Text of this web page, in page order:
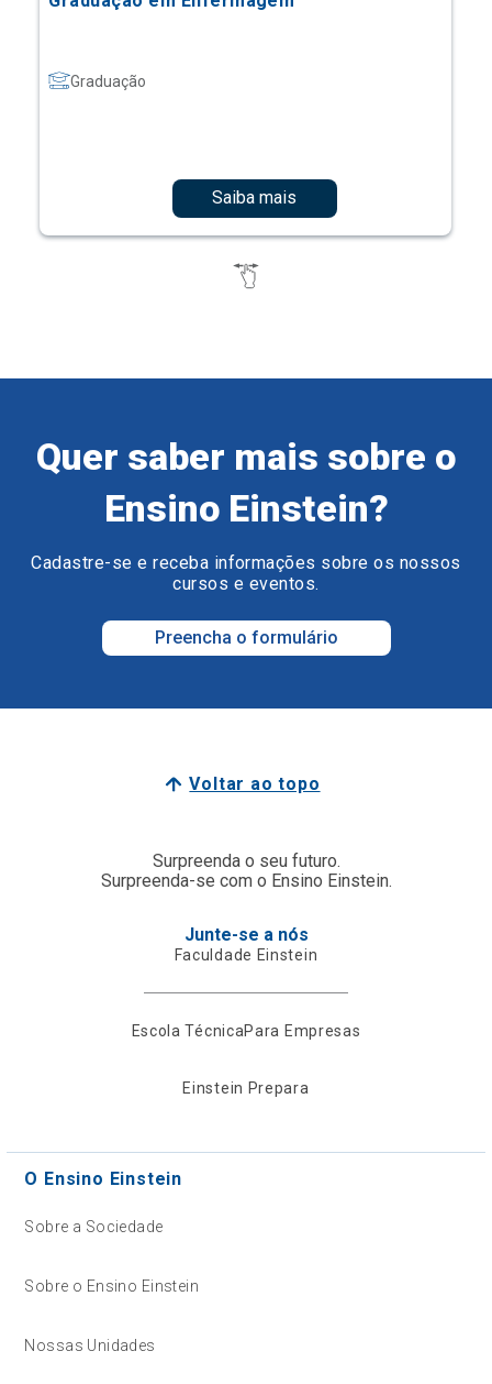
Graduação
Saiba mais
Quer saber mais sobre o
Ensino Einstein?
Cadastre-se e receba informações sobre os nossos
cursos e eventos.
Preencha o formulário
Voltar ao topo
Surpreenda o seu futuro.
Surpreenda-se com o Ensino Einstein.
Junte-se a nós
Faculdade Einstein
Escola TécnicaPara Empresas
Einstein Prepara
O Ensino Einstein
Sobre a Sociedade
Sobre o Ensino Einstein
Nossas Unidades